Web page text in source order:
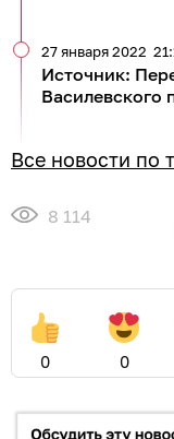
Источник:
Василевского
27 января 2022
Все новости по
8 114
0 0